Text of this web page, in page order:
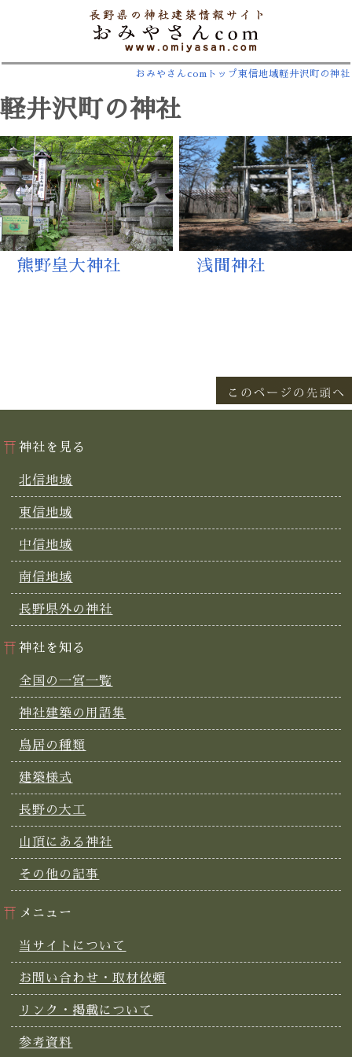
おみやさんcomトップ東信地域軽井沢町の神社
軽井沢町の神社
熊野皇大神社 浅間神社
神社を見る
北信地域
東信地域
中信地域
南信地域
長野県外の神社
神社を知る
全国の一宮一覧
神社建築の用語集
鳥居の種類
建築様式
長野の大工
山頂にある神社
その他の記事
メニュー
当サイトについて
お問い合わせ・取材依頼
リンク・掲載について
参考資料